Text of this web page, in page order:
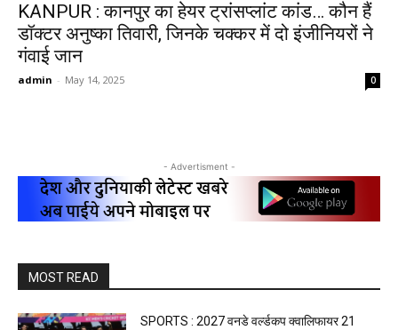
KANPUR : कानपुर का हेयर ट्रांसप्लांट कांड… कौन हैं
डॉक्टर अनुष्का तिवारी, जिनके चक्कर में दो इंजीनियरों ने
गंवाई जान
admin - May 14, 2025 0
- Advertisment -
MOST READ
SPORTS : 2027 वनडे वर्ल्डकप क्वालिफायर 21